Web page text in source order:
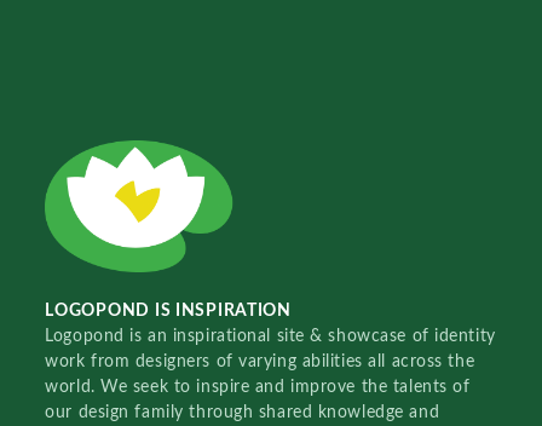
LOGOPOND IS INSPIRATION
Logopond is an inspirational site & showcase of identity
work from designers of varying abilities all across the
world. We seek to inspire and improve the talents of
our design family through shared knowledge and